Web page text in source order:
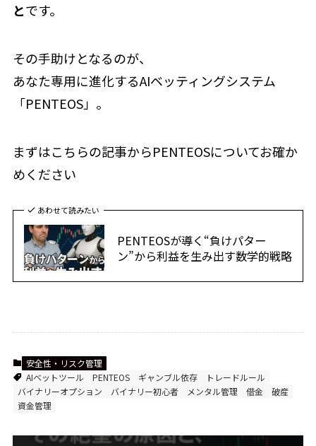
とです。
その手助けとなるのが、
あなた専用に進化するAIベッティングシステム
「PENTEOS」。
まずはこちらの記事からPENTEOSについてお確か
めください
あわせて読みたい
PENTEOSが導く“負けパター
ン”から利益を生み出す数学的戦略
安全性・リスク管理
AIベットツール
PENTEOS ギャンブル依存
トレードルール
バイナリーオプション
バイナリー初心者 メンタル管理 借金
破産
資金管理